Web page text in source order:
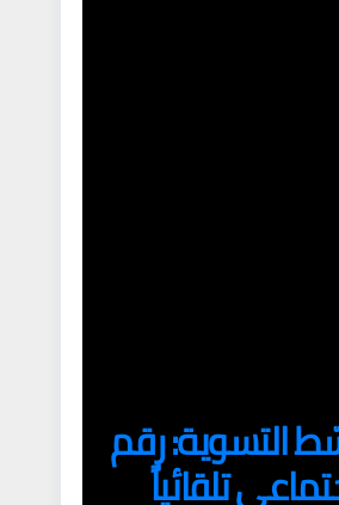
التسوية: رقم
تلقائياً